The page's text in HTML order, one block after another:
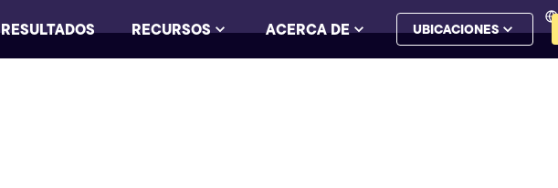
RESULTADOS RECURSOS ACERCA DE UBICACIONES